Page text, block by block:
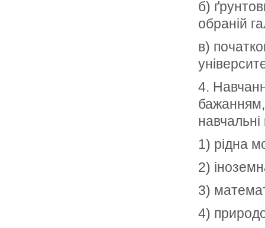
б)
обраній
в)
4.
бажанням,
1) рідна
2)
3)
4)